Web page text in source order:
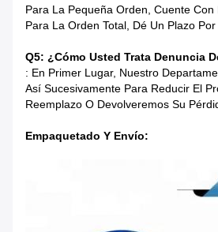
Para La Pequeña Orden, Cuente
Para La Orden Total, Dé Un Plazo
Q5: ¿Cómo Usted Trata Denuncia
: En Primer Lugar, Nuestro
Así Sucesivamente Para Reducir El
Reemplazo O Devolveremos Su
Empaquetado Y Envío: